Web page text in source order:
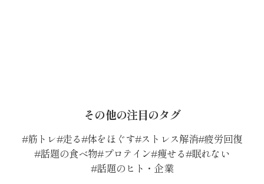
その他の注目のタグ
筋トレ 走る 体をほぐす ストレス解消 疲労回復
話題の食べ物 プロテイン 痩せる 眠れない
話題のヒト・企業